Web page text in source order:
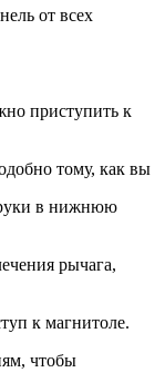
от всех
приступить к
тому, как вы
руки в нижнюю
рычага,
к магнитоле.
чтобы